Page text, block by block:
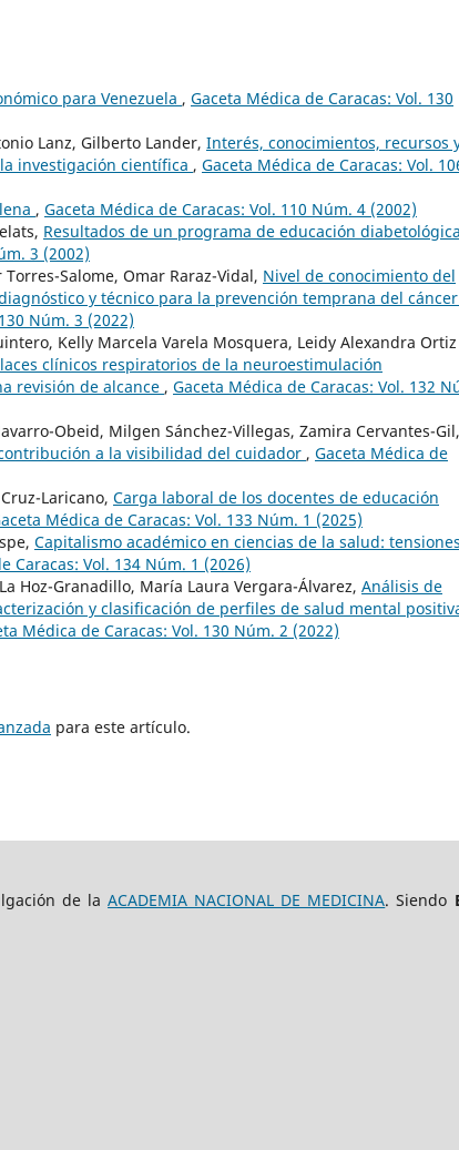
para Venezuela , Gaceta Médica de Caracas: Vol. 130
Lanz, Gilberto Lander, Interés, conocimientos, recursos
investigación científica , Gaceta Médica de Caracas: Vol.
, Gaceta Médica de Caracas: Vol. 110 Núm. 4 (2002)
Resultados de un programa de educación
3 (2002)
Salome, Omar Raraz-Vidal, Nivel de conocimiento del
y técnico para la prevención temprana del
Núm. 3 (2022)
Kelly Marcela Varela Mosquera, Leidy Alexandra Ortiz
clínicos respiratorios de la neuroestimulación
revisión de alcance , Gaceta Médica de Caracas: Vol. 132
Obeid, Milgen Sánchez-Villegas, Zamira Cervantes-Gil,
a la visibilidad del cuidador , Gaceta Médica de
Laricano, Carga laboral de los docentes de educación
Médica de Caracas: Vol. 133 Núm. 1 (2025)
Capitalismo académico en ciencias de la salud:
Caracas: Vol. 134 Núm. 1 (2026)
Hoz-Granadillo, María Laura Vergara-Álvarez, Análisis de
y clasificación de perfiles de salud mental
Médica de Caracas: Vol. 130 Núm. 2 (2022)
para este artículo.
de laACADEMIA NACIONAL DE MEDICINA. Siendo